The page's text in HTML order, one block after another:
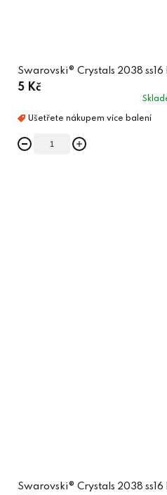
Swarovski® Crystals 2038 ss16
5 Kč
Swarovski® Crystals 2038